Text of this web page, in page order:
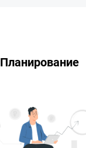
Планирование